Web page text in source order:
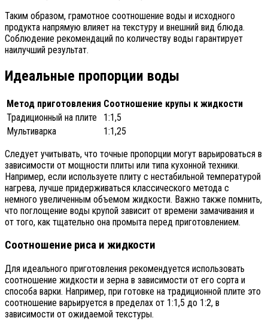
Таким образом, грамотное соотношение воды и исходного
продукта напрямую влияет на текстуру и внешний вид блюда.
Соблюдение рекомендаций по количеству воды гарантирует
наилучший результат.
Идеальные пропорции воды
Метод приготовления Соотношение крупы к жидкости
Традиционный на плите
1:1,5
Мультиварка
1:1,25
Следует учитывать, что точные пропорции могут варьироваться в
зависимости от мощности плиты или типа кухонной техники.
Например, если используете плиту с нестабильной температурой
нагрева, лучше придерживаться классического метода с
немного увеличенным объемом жидкости. Важно также помнить,
что поглощение воды крупой зависит от времени замачивания и
от того, как тщательно она промыта перед приготовлением.
Соотношение риса и жидкости
Для идеального приготовления рекомендуется использовать
соотношение жидкости и зерна в зависимости от его сорта и
способа варки. Например, при готовке на традиционной плите это
соотношение варьируется в пределах от 1:1,5 до 1:2, в
зависимости от ожидаемой текстуры.